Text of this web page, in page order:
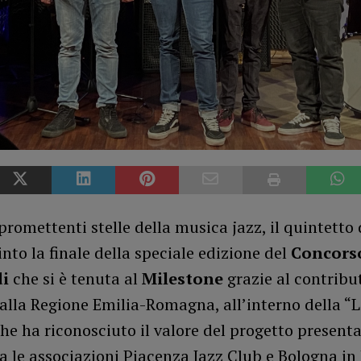
stelle della musica jazz, il quintetto
la finale della speciale edizione del
che si è tenuta al Milestonegrazie al
Regione Emilia-Romagna, all’interno della
ha riconosciuto il valore del progetto
le associazioni Piacenza Jazz Club e Bologna in